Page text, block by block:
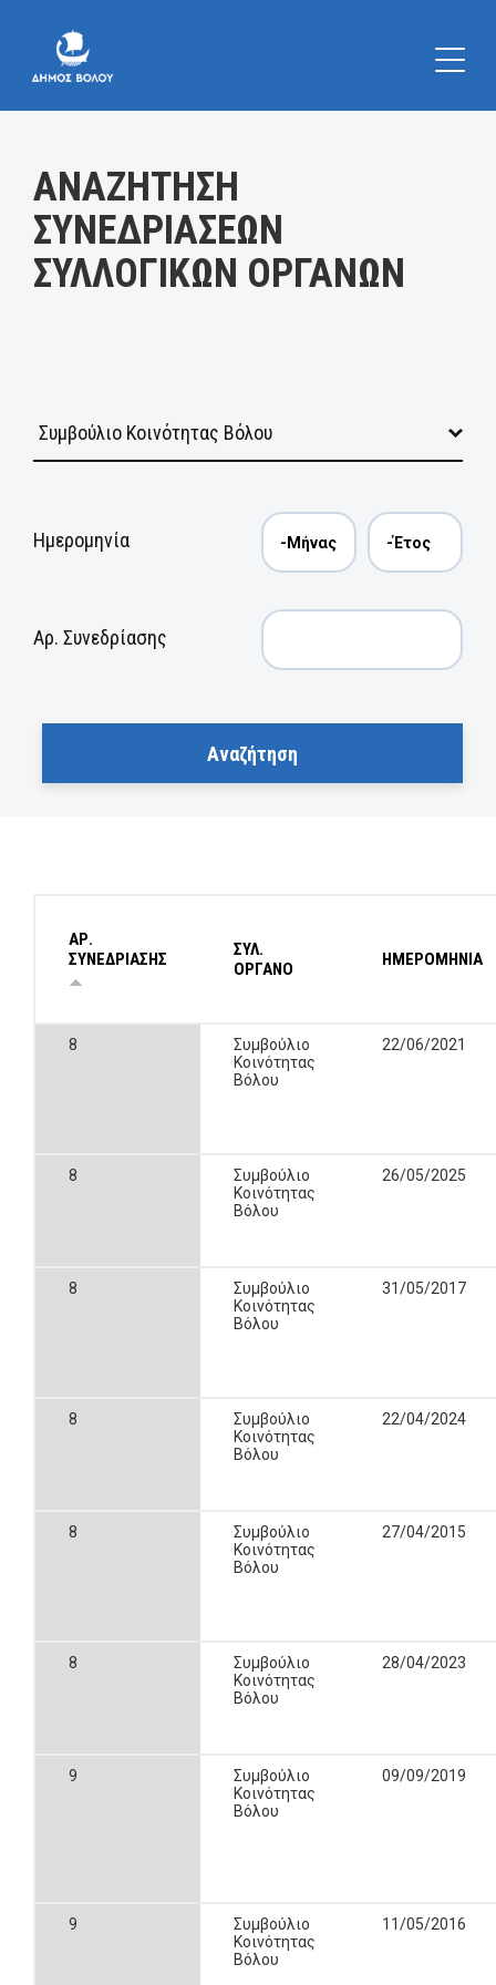
ΑΝΑΖΗΤΗΣΗ
ΣΥΝΕΔΡΙΑΣΕΩΝ
ΣΥΛΛΟΓΙΚΩΝ ΟΡΓΑΝΩΝ
Ημερομηνία
Αρ. Συνεδρίασης
ΑΡ.
ΣΥΝΕΔΡΙΑΣΗΣ
ΣΥΛ.
ΟΡΓΑΝΟ
ΗΜΕΡΟΜΗΝΙΑ
8
Συμβούλιο
Κοινότητας
Βόλου
22/06/2021
8
Συμβούλιο
Κοινότητας
Βόλου
26/05/2025
8
Συμβούλιο
Κοινότητας
Βόλου
31/05/2017
8
Συμβούλιο
Κοινότητας
Βόλου
22/04/2024
8
Συμβούλιο
Κοινότητας
Βόλου
27/04/2015
8
Συμβούλιο
Κοινότητας
Βόλου
28/04/2023
9
Συμβούλιο
Κοινότητας
Βόλου
09/09/2019
9
Συμβούλιο
Κοινότητας
Βόλου
11/05/2016